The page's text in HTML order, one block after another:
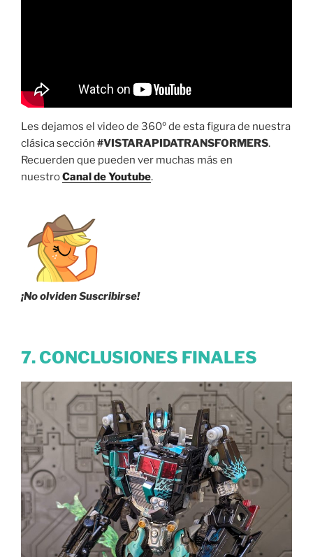
Les dejamos el video de 360º de esta figura de nuestra
clásica sección #VISTARAPIDATRANSFORMERS.
Recuerden que pueden ver muchas más en
nuestroCanal de Youtube.
¡No olviden Suscribirse!
7. CONCLUSIONES FINALES